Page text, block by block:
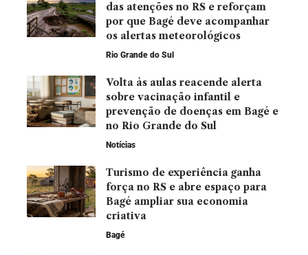
das atenções no RS e reforçam
por que Bagé deve acompanhar
os alertas meteorológicos
Rio Grande do Sul
Volta às aulas reacende alerta
sobre vacinação infantil e
prevenção de doenças em Bagé e
no Rio Grande do Sul
Notícias
Turismo de experiência ganha
força no RS e abre espaço para
Bagé ampliar sua economia
criativa
Bagé